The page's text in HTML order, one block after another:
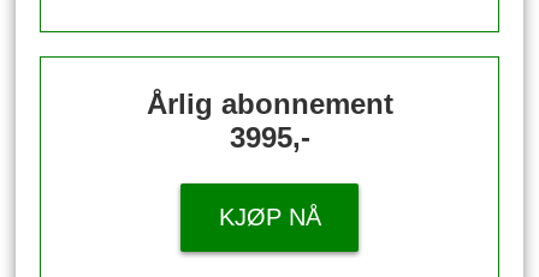
Årlig abonnement
3995,-
KJØP NÅ